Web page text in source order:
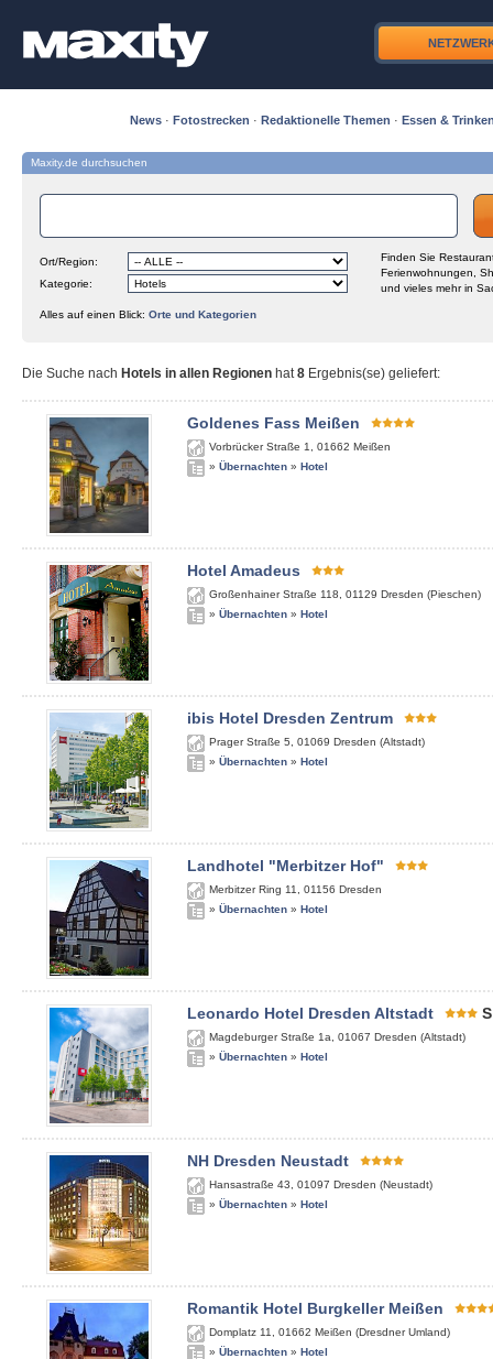
News · Fotostrecken · Redaktionelle Themen · Essen &
Maxity.de durchsuchen
Ort/Region:
Kategorie:
Finden Sie
Ferienwohnungen,
und vieles mehr in
Alles auf einen Blick: Orte und Kategorien
Die Suche nach Hotels in allen Regionen hat8 Ergebnis(se) geliefert:
Goldenes Fass Meißen
Vorbrücker Straße 1 01662 Meißen
» Übernachten » Hotel
Hotel Amadeus
Großenhainer Straße 118 01129 Dresden (Pieschen)
» Übernachten » Hotel
ibis Hotel Dresden Zentrum
Prager Straße 5 01069 Dresden (Altstadt)
» Übernachten » Hotel
Landhotel "Merbitzer Hof"
Merbitzer Ring 11 01156 Dresden
» Übernachten » Hotel
Leonardo Hotel Dresden Altstadt S
Magdeburger Straße 1a 01067 Dresden (Altstadt)
» Übernachten » Hotel
NH Dresden Neustadt
Hansastraße 43 01097 Dresden (Neustadt)
» Übernachten » Hotel
Romantik Hotel Burgkeller Meißen
Domplatz 11 01662 Meißen (Dresdner Umland)
» Übernachten » Hotel